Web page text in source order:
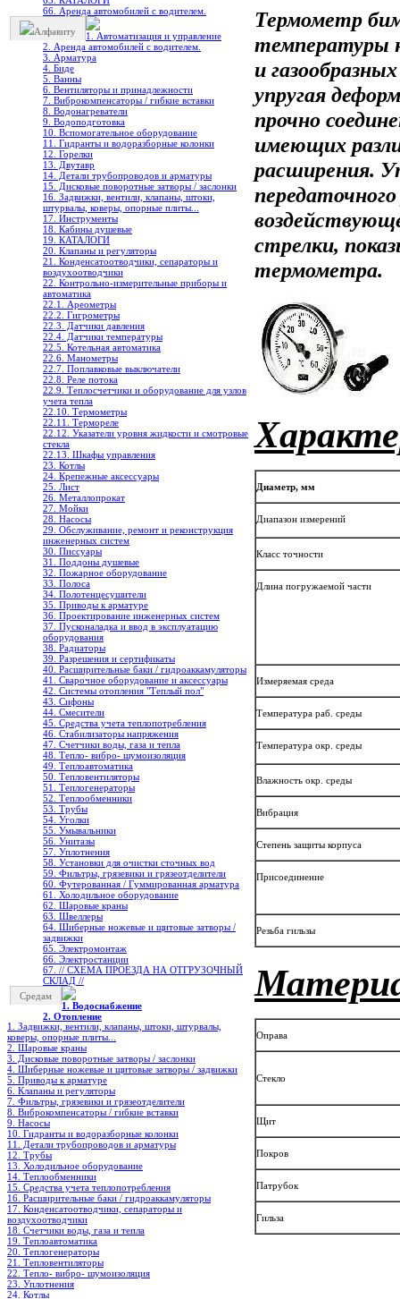
66. Аренда автомобилей с водителем.
Алфавиту
1. Автоматизация и управление
2. Аренда автомобилей с водителем.
3. Арматура
4. Биде
5. Ванны
6. Вентиляторы и принадлежности
7. Виброкомпенсаторы / гибкие вставки
8. Водонагреватели
9. Водоподготовка
10. Вспомогательное оборудование
11. Гидранты и водоразборные колонки
12. Горелки
13. Двутавр
14. Детали трубопроводов и арматуры
15. Дисковые поворотные затворы / заслонки
16. Задвижки, вентили, клапаны, штоки,
штурвалы, коверы, опорные плиты...
17. Инструменты
18. Кабины душевые
19. КАТАЛОГИ
20. Клапаны и регуляторы
21. Конденсатоотводчики, сепараторы и
воздухоотводчики
22. Контрольно-измерительные приборы и
автоматика
22.1. Ареометры
22.2. Гигрометры
22.3. Датчики давления
22.4. Датчики температуры
22.5. Котельная автоматика
22.6. Манометры
22.7. Поплавковые выключатели
22.8. Реле потока
22.9. Теплосчетчики и оборудование для узлов
учета тепла
22.10. Термометры
22.11. Термореле
22.12. Указатели уровня жидкости и смотровые
стекла
22.13. Шкафы управления
23. Котлы
24. Крепежные аксессуары
25. Лист
26. Металлопрокат
27. Мойки
28. Насосы
29. Обслуживание, ремонт и реконструкция
инженерных систем
30. Писсуары
31. Поддоны душевые
32. Пожарное оборудование
33. Полоса
34. Полотенцесушители
35. Приводы к арматуре
36. Проектирование инженерных систем
37. Пусконаладка и ввод в эксплуатацию
оборудования
38. Радиаторы
39. Разрешения и сертификаты
40. Расширительные баки / гидроаккамуляторы
41. Сварочное оборудование и аксессуары
42. Системы отопления "Теплый пол"
43. Сифоны
44. Смесители
45. Средства учета теплопотребления
46. Стабилизаторы напряжения
47. Счетчики воды, газа и тепла
48. Тепло- вибро- шумоизоляция
49. Теплоавтоматика
50. Тепловентиляторы
51. Теплогенераторы
52. Теплообменники
53. Трубы
54. Уголки
55. Умывальники
56. Унитазы
57. Уплотнения
58. Установки для очистки сточных вод
59. Фильтры, грязевики и грязеотделители
60. Футерованная / Гуммированная арматура
61. Холодильное oборудование
62. Шаровые краны
63. Швеллеры
64. Шиберные ножевые и щитовые затворы /
задвижки
65. Электромонтаж
66. Электростанции
67. // СХЕМА ПРОЕЗДА НА ОТГРУЗОЧНЫЙ
СКЛАД //
Средам
1. Водоснабжение
2. Отопление
1. Задвижки, вентили, клапаны, штоки, штурвалы,
коверы, опорные плиты...
2. Шаровые краны
3. Дисковые поворотные затворы / заслонки
4. Шиберные ножевые и щитовые затворы / задвижки
5. Приводы к арматуре
6. Клапаны и регуляторы
7. Фильтры, грязевики и грязеотделители
8. Виброкомпенсаторы / гибкие вставки
9. Насосы
10. Гидранты и водоразборные колонки
11. Детали трубопроводов и арматуры
12. Трубы
13. Холодильное oборудование
14. Теплообменники
15. Средства учета теплопотребления
16. Расширительные баки / гидроаккамуляторы
17. Конденсатоотводчики, сепараторы и
воздухоотводчики
18. Счетчики воды, газа и тепла
19. Теплоавтоматика
20. Теплогенераторы
21. Тепловентиляторы
22. Тепло- вибро- шумоизоляция
23. Уплотнения
24. Котлы
Термометр
температуры
и
упругая
прочно
имеющих
расширения.
стрелки,
термометра.
Диаметр, мм
Диапазон измерений
Класс точности
Длина погружаемой части
Измеряемая среда
Температура раб. среды
Температура окр. среды
Влажность окр. среды
Вибрация
Степень защиты корпуса
Присоединение
Резьба гильзы
Оправа
Стекло
Щит
Покров
Патрубок
Гильза